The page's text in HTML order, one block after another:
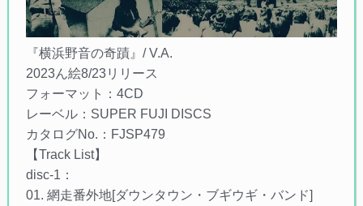
『横浜野音の奇蹟』/ V.A.
2023ん絵8/23リリース
フォーマット：4CD
レーベル：SUPER FUJI DISCS
カタログNo.：FJSP479
【Track List】
disc-1：
01. 網走番外地[ダウンタウン・ブギウギ・バンド]